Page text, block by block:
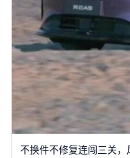
不换件不修复连闯三关